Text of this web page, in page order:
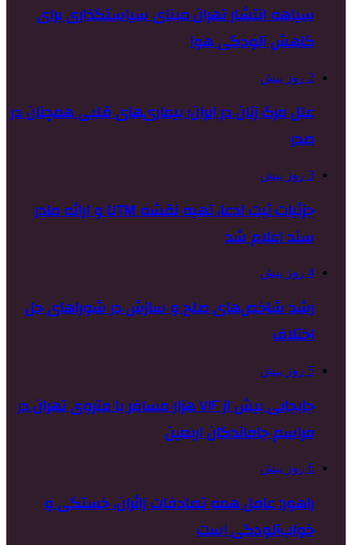
سیاهه انتشار تهران مبنای سیاستگذاری برای
کاهش آلودگی هوا
2 روز پیش
علل مرگ زنان در ایران؛ بیماری‌های قلبی همچنان در
صدر
3 روز پیش
جزئیات ثبت ادعا، تهیه نقشه UTM و ارائه مادر
سند اعلام شد
4 روز پیش
رشد شاخص‌های صلح و سازش در شوراهای حل
اختلاف
5 روز پیش
جابجایی بیش از ۷۱۶ هزار مسافر با متروی تهران در
مراسم جاماندگان اربعین
6 روز پیش
راهور: عامل همه تصادفات زائران، خستگی و
خواب‌آلودگی است